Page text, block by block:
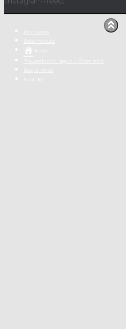
Impressum
Home
Traurednerin Ingrid – Über mich
Blog & News